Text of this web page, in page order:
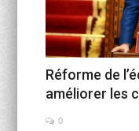
Education Nationale
Universités
Café littéraire de Fès
Réforme de
améliorer les
0